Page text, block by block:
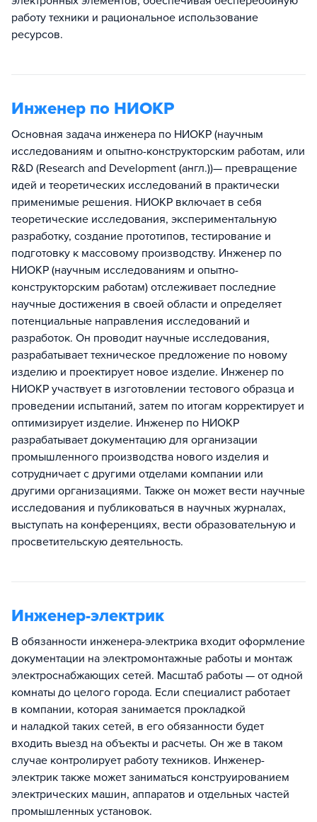
работу техники и рациональное использование
ресурсов.
Инженер по НИОКР
Основная задача инженера по НИОКР (научным
исследованиям и опытно-конструкторским работам, или
R&D (Research and Development (англ.))— превращение
идей и теоретических исследований в практически
применимые решения. НИОКР включает в себя
теоретические исследования, экспериментальную
разработку, создание прототипов, тестирование и
подготовку к массовому производству. Инженер по
НИОКР (научным исследованиям и опытно-
конструкторским работам) отслеживает последние
научные достижения в своей области и определяет
потенциальные направления исследований и
разработок. Он проводит научные исследования,
разрабатывает техническое предложение по новому
изделию и проектирует новое изделие. Инженер по
НИОКР участвует в изготовлении тестового образца и
проведении испытаний, затем по итогам корректирует и
оптимизирует изделие. Инженер по НИОКР
разрабатывает документацию для организации
промышленного производства нового изделия и
сотрудничает с другими отделами компании или
другими организациями. Также он может вести научные
исследования и публиковаться в научных журналах,
выступать на конференциях, вести образовательную и
просветительскую деятельность.
Инженер-электрик
В обязанности инженера-электрика входит оформление
документации на электромонтажные работы и монтаж
электроснабжающих сетей. Масштаб работы — от одной
комнаты до целого города. Если специалист работает
в компании, которая занимается прокладкой
и наладкой таких сетей, в его обязанности будет
входить выезд на объекты и расчеты. Он же в таком
случае контролирует работу техников. Инженер-
электрик также может заниматься конструированием
электрических машин, аппаратов и отдельных частей
промышленных установок.